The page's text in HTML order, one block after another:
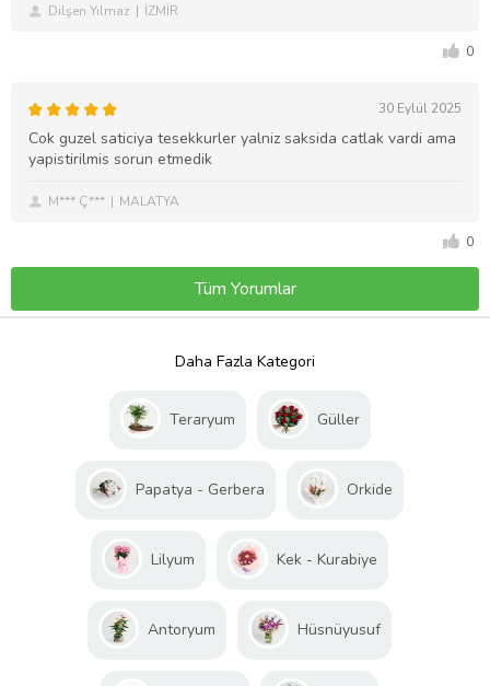
Dilşen Yılmaz İZMİR
0
30 Eylül 2025
Cok guzel saticiya tesekkurler yalniz saksida catlak vardi ama
yapistirilmis sorun etmedik
M*** Ç*** MALATYA
0
Tüm Yorumlar
Daha Fazla Kategori
Teraryum Güller
Papatya - Gerbera Orkide
Lilyum Kek - Kurabiye
Antoryum Hüsnüyusuf